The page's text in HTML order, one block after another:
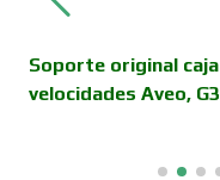
Soporte original caja
velocidades Aveo, G3